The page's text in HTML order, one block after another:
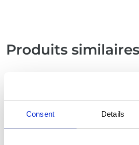
Consent Details
Produits similaires